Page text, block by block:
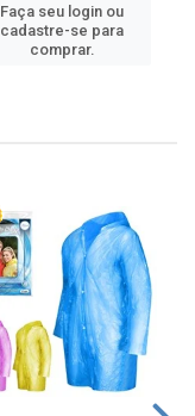
Faça seu login ou
cadastre-se para
comprar.